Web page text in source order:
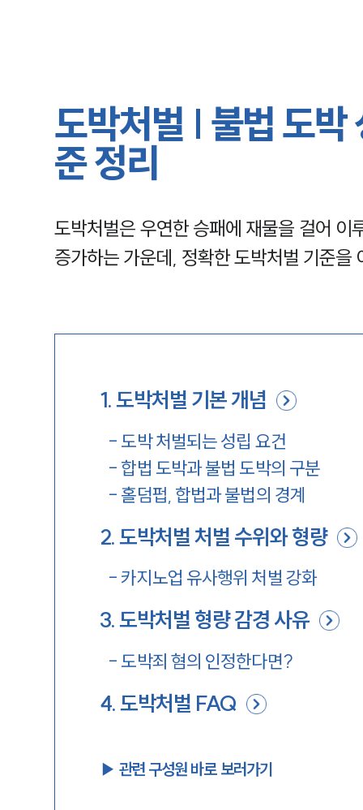
도박처벌 | 불법 도박
준 정리
도박처벌은 우연한 승패에 재물을 걸어
증가하는 가운데, 정확한 도박처벌 기준을
1.도박처벌 기본 개념
- 도박 처벌되는 성립 요건
- 합법 도박과 불법 도박의 구분
- 홀덤펍, 합법과 불법의 경계
2.도박처벌 처벌 수위와 형량
- 카지노업 유사행위 처벌 강화
3.도박처벌 형량 감경 사유
- 도박죄 혐의 인정한다면?
4.도박처벌 FAQ
▶︎ 관련 구성원 바로 보러가기